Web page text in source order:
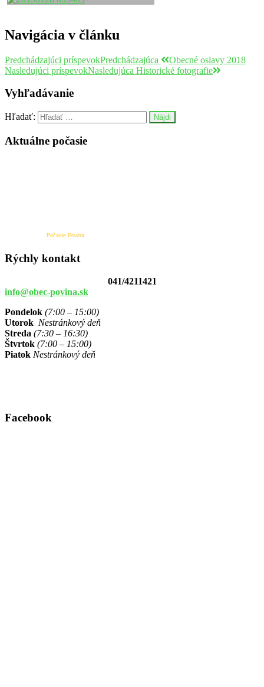
Navigácia v článku
Predchádzajúci príspevokPredchádzajúca
Obecné oslavy 2018
Nasledujúci príspevokNasledujúca Historické fotografie
Vyhľadávanie
Hľadať:
Aktuálne počasie
Počasie Povina
Rýchly kontakt
041/4211421
info@obec-povina.sk
Pondelok (7:00 – 15:00)
Utorok Nestránkový deň
Streda (7:30 – 16:30)
Štvrtok (7:00 – 15:00)
Piatok Nestránkový deň
Facebook